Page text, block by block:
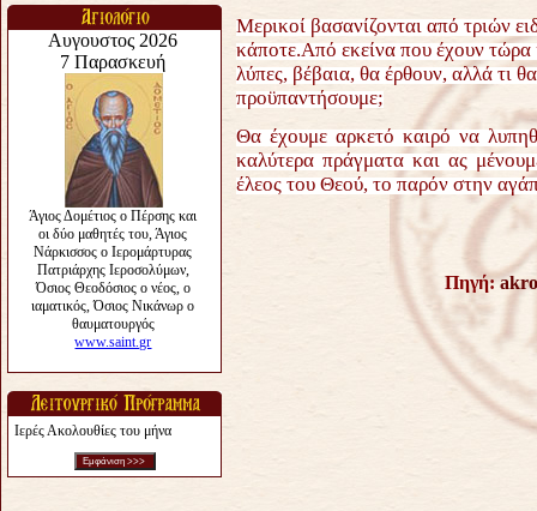
Ιερές Ακολουθίες του μήνα
Μερικοί βασανίζονται από τριών
κάποτε.Από εκείνα που έχουν τώρα
λύπες, βέβαια, θα έρθουν, αλλά τι
προϋπαντήσουμε;
Θα έχουμε αρκετό καιρό να
καλύτερα πράγματα και ας
έλεος του Θεού, το παρόν στην
Πηγή: